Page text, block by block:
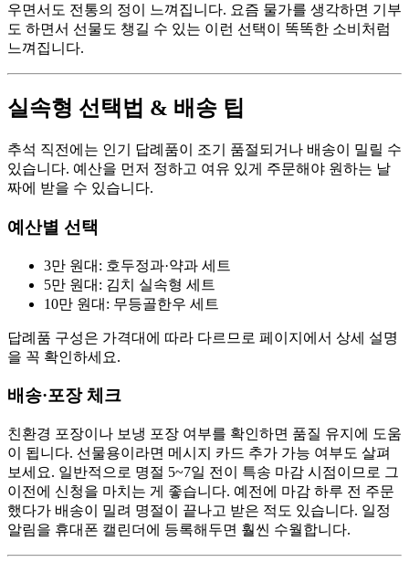
우면서도 전통의 정이 느껴집니다. 요즘 물가를 생각하면 기부
도 하면서 선물도 챙길 수 있는 이런 선택이 똑똑한 소비처럼
느껴집니다.
실속형 선택법 & 배송 팁
추석 직전에는 인기 답례품이 조기 품절되거나 배송이 밀릴 수
있습니다. 예산을 먼저 정하고 여유 있게 주문해야 원하는 날
짜에 받을 수 있습니다.
예산별 선택
3만 원대: 호두정과·약과 세트
5만 원대: 김치 실속형 세트
10만 원대: 무등골한우 세트
답례품 구성은 가격대에 따라 다르므로 페이지에서 상세 설명
을 꼭 확인하세요.
배송·포장 체크
친환경 포장이나 보냉 포장 여부를 확인하면 품질 유지에 도움
이 됩니다. 선물용이라면 메시지 카드 추가 가능 여부도 살펴
보세요. 일반적으로 명절 5~7일 전이 특송 마감 시점이므로 그
이전에 신청을 마치는 게 좋습니다. 예전에 마감 하루 전 주문
했다가 배송이 밀려 명절이 끝나고 받은 적도 있습니다. 일정
알림을 휴대폰 캘린더에 등록해두면 훨씬 수월합니다.